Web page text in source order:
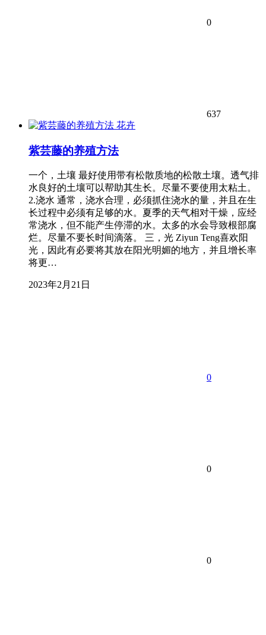
0
637
花卉
紫芸藤的养殖方法
一个，土壤 最好使用带有松散质地的松散土壤。透气排
水良好的土壤可以帮助其生长。尽量不要使用太粘土。
2.浇水 通常，浇水合理，必须抓住浇水的量，并且在生
长过程中必须有足够的水。夏季的天气相对干燥，应经
常浇水，但不能产生停滞的水。太多的水会导致根部腐
烂。尽量不要长时间滴落。 三，光 Ziyun Teng喜欢阳
光，因此有必要将其放在阳光明媚的地方，并且增长率
将更…
2023年2月21日
0
0
0